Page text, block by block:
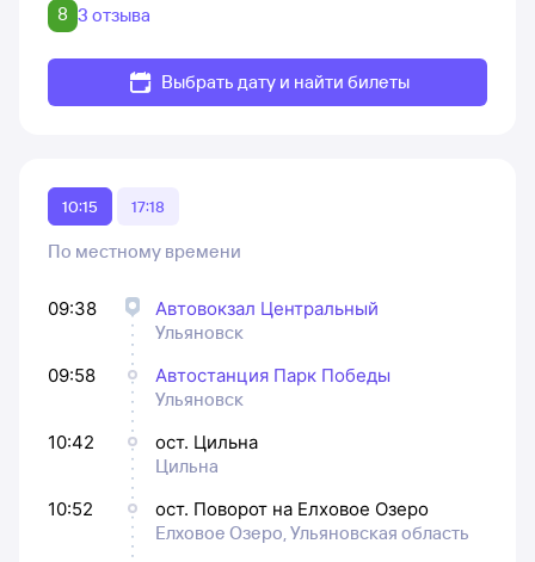
8 3 отзыва
Выбрать дату и найти билеты
10:15 17:18
По местному времени
09:38
Автовокзал Центральный
Ульяновск
09:58
Автостанция Парк Победы
Ульяновск
10:42
ост. Цильна
Цильна
10:52
ост. Поворот на Елховое Озеро
Елховое Озеро, Ульяновская область